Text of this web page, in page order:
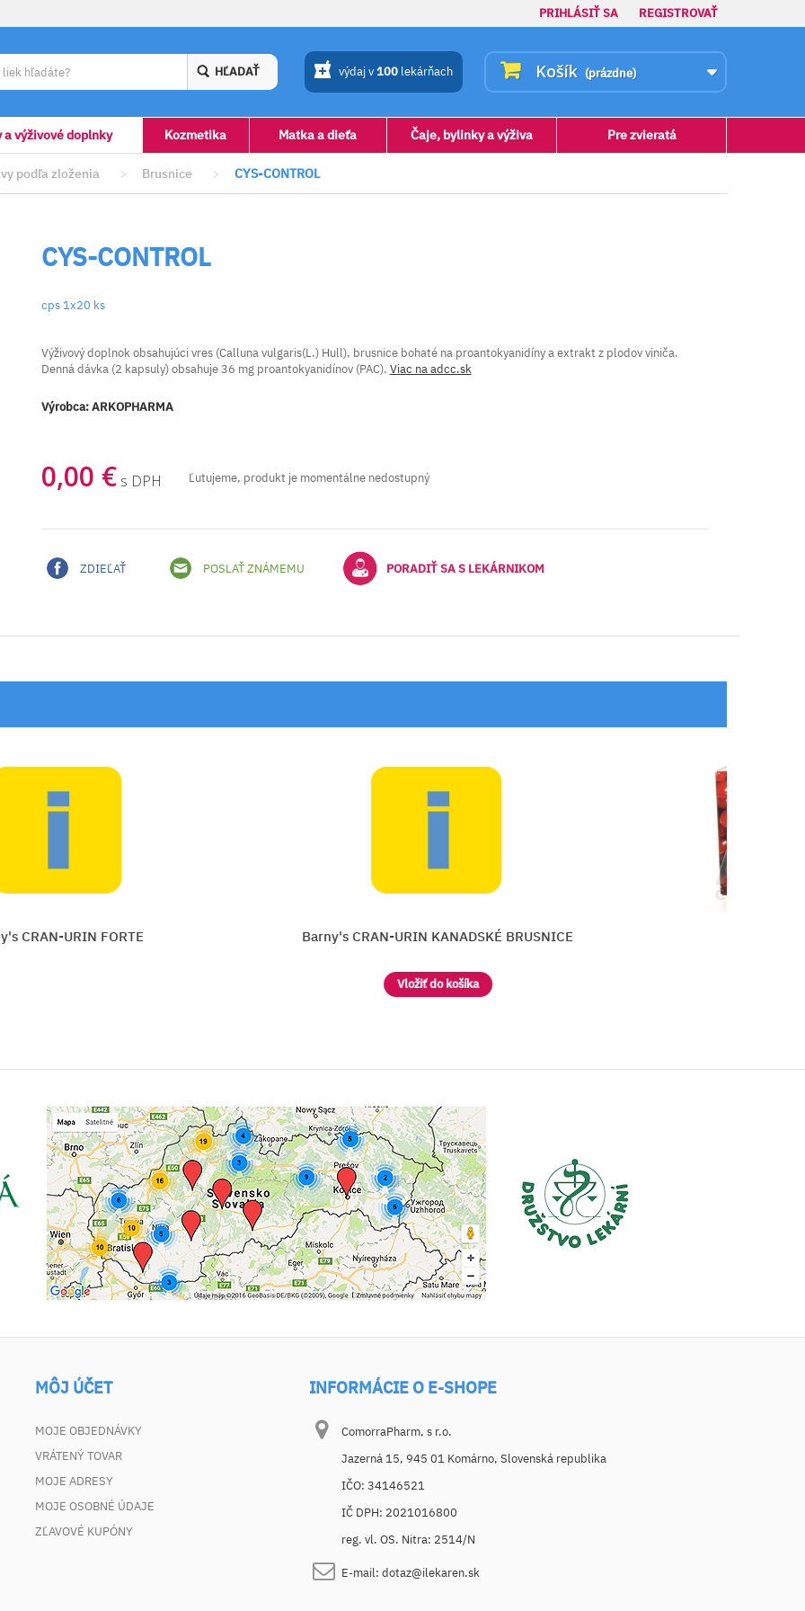
PRIHLÁSIŤ SA REGISTROVAŤ
Košík (prázdne)
HĽADAŤ výdaj v100 lekárňach
a výživové doplnky Kozmetika Matka a dieťa Čaje, bylinky a výživa Pre zvieratá
podľa zloženia > Brusnice > CYS-CONTROL
CYS-CONTROL
cps 1x20 ks
Výživový doplnok obsahujúci vres (Calluna vulgaris(L.) Hull), brusnice bohaté na proantokyanidíny a extrakt z plodov viniča.
Denná dávka (2 kapsuly) obsahuje 36 mg proantokyanidínov (PAC). Viac na adcc.sk
Výrobca:ARKOPHARMA
0,00 € s DPH Ľutujeme, produkt je momentálne nedostupný
ZDIEĽAŤ POSLAŤ ZNÁMEMU PORADIŤ SA S LEKÁRNIKOM
Barny's CRAN-URIN KANADSKÉ BRUSNICE
MÔJ ÚČET
MOJE OBJEDNÁVKY
VRÁTENÝ TOVAR
MOJE ADRESY
MOJE OSOBNÉ ÚDAJE
ZĽAVOVÉ KUPÓNY
INFORMÁCIE O E-SHOPE
ComorraPharm, s r.o.
Jazerná 15, 945 01 Komárno, Slovenská republika
IČO: 34146521
IČ DPH: 2021016800
reg. vl. OS. Nitra: 2514/N
E-mail: dotaz@ilekaren.sk